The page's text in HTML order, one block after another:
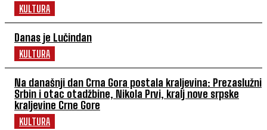
KULTURA
Danas je Lučindan
KULTURA
Na današnji dan Crna Gora postala kraljevina: Prezaslužni
Srbin i otac otadžbine, Nikola Prvi, kralj nove srpske
kraljevine Crne Gore
KULTURA